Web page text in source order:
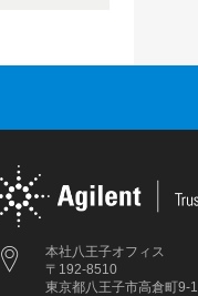
本社八王子オフィス
〒192-8510
東京都八王子市高倉町9-1